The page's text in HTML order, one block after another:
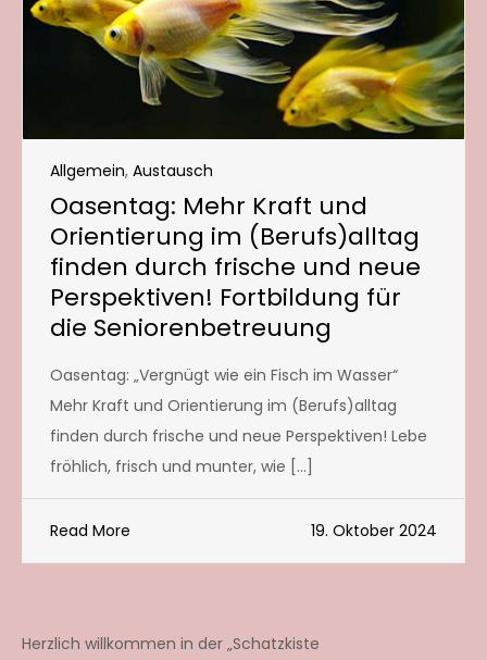
Allgemein, Austausch
Oasentag: Mehr Kraft und
Orientierung im (Berufs)alltag
finden durch frische und neue
Perspektiven! Fortbildung für
die Seniorenbetreuung
Oasentag: „Vergnügt wie ein Fisch im Wasser“
Mehr Kraft und Orientierung im (Berufs)alltag
finden durch frische und neue Perspektiven! Lebe
fröhlich, frisch und munter, wie […]
Read More 19. Oktober 2024
Herzlich willkommen in der „Schatzkiste